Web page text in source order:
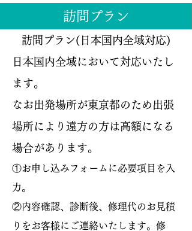
訪問プラン
​訪問プラン(日本国内全域対応)
日本国内全域において対応いたし
ます。
なお出発場所が東京都のため出張
場所により遠方の方は高額になる
場合があります。
①お申し込みフォームに必要項目を入
力。
②内容確認、診断後、修理代のお見積
りをお客様にご連絡いたします。修